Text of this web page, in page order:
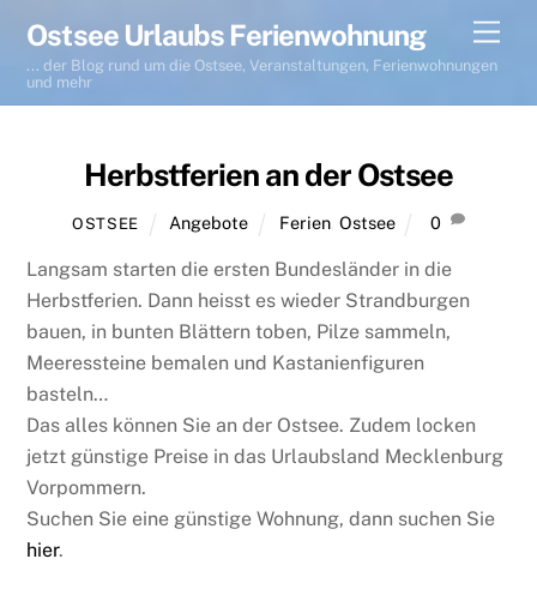
content
Ostsee Urlaubs Ferienwohnung
... der Blog rund um die Ostsee, Veranstaltungen, Ferienwohnungen
und mehr
Herbstferien an der Ostsee
OSTSEE Angebote Ferien, Ostsee 0
Langsam starten die ersten Bundesländer in die
Herbstferien. Dann heisst es wieder Strandburgen
bauen, in bunten Blättern toben, Pilze sammeln,
Meeressteine bemalen und Kastanienfiguren
basteln…
Das alles können Sie an der Ostsee. Zudem locken
jetzt günstige Preise in das Urlaubsland Mecklenburg
Vorpommern.
Suchen Sie eine günstige Wohnung, dann suchen Sie
hier.